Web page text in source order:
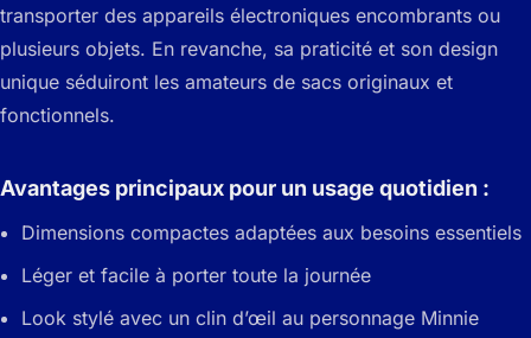
transporter des appareils électroniques encombrants ou
plusieurs objets. En revanche, sa praticité et son design
unique séduiront les amateurs de sacs originaux et
fonctionnels.
Avantages principaux pour un usage quotidien :
Dimensions compactes adaptées aux besoins essentiels
Léger et facile à porter toute la journée
Look stylé avec un clin d’œil au personnage Minnie